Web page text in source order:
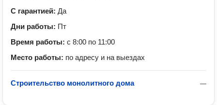
С гарантией: Да
Дни работы: Пт
Время работы: с 8:00 по 11:00
Место работы: по адресу и на выездах
—
Строительство монолитного дома